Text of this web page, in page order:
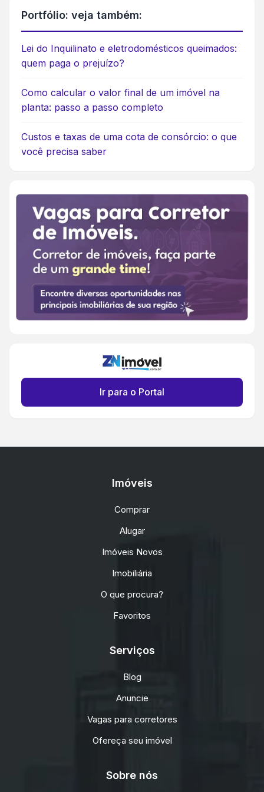
Portfólio: veja também:
Lei do Inquilinato e eletrodomésticos queimados:
quem paga o prejuízo?
Como calcular o valor final de um imóvel na
planta: passo a passo completo
Custos e taxas de uma cota de consórcio: o que
você precisa saber
Ir para o Portal
Imóveis
Comprar
Alugar
Imóveis Novos
Imobiliária
O que procura?
Favoritos
Serviços
Blog
Anuncie
Vagas para corretores
Ofereça seu imóvel
Sobre nós